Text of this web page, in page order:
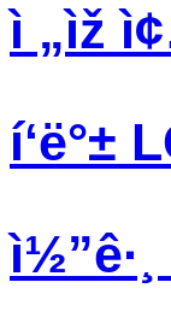
ì „ìž
í‘ë°±